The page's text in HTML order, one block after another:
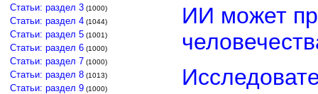
Статьи: раздел 3 (1000)
Статьи: раздел 4 (1044)
Статьи: раздел 5 (1001)
Статьи: раздел 6 (1000)
Статьи: раздел 7 (1000)
Статьи: раздел 8 (1013)
Статьи: раздел 9 (1000)
ИИ может